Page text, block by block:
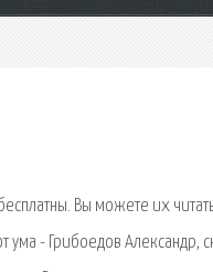
Вы можете их
ума - Грибоедов Александр,